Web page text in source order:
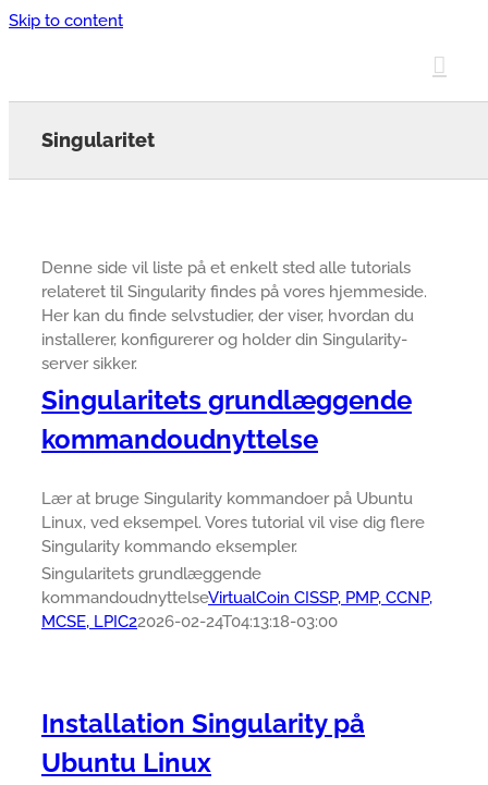
Skip to content
Singularitet
Denne side vil liste på et enkelt sted alle tutorials
relateret til Singularity findes på vores hjemmeside.
Her kan du finde selvstudier, der viser, hvordan du
installerer, konfigurerer og holder din Singularity-
server sikker.
Singularitets grundlæggende
kommandoudnyttelse
Lær at bruge Singularity kommandoer på Ubuntu
Linux, ved eksempel. Vores tutorial vil vise dig flere
Singularity kommando eksempler.
Singularitets grundlæggende
kommandoudnyttelseVirtualCoin CISSP, PMP, CCNP,
MCSE, LPIC22026-02-24T04:13:18-03:00
Installation Singularity på
Ubuntu Linux